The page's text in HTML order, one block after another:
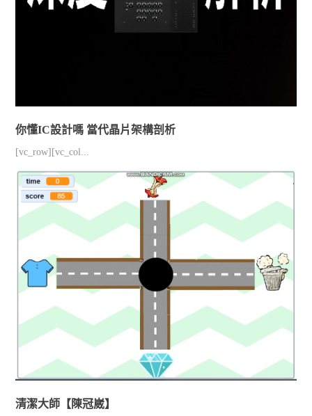
你懂IC設計嗎 當代晶片架構剖析
[vc_row][vc_col...
清潔大師【陳冠崴】